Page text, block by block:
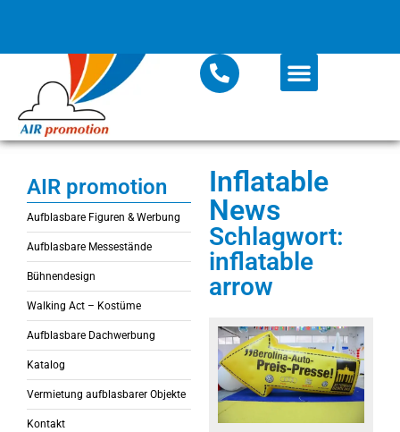
AIR promotion
Aufblasbare Figuren & Werbung
Aufblasbare Messestände
Bühnendesign
Walking Act – Kostüme
Aufblasbare Dachwerbung
Katalog
Vermietung aufblasbarer Objekte
Kontakt
Inflatable
News
Schlagwort:
inflatable
arrow